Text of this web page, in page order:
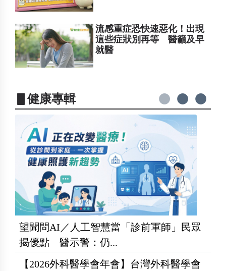
流感重症恐快速惡化！出現
這些症狀別再等 醫籲及早
就醫
▋健康專輯
望聞問AI／人工智慧當「診前軍師」民眾
揭優點 醫示警：仍...
【2026外科醫學會年會】台灣外科醫學會